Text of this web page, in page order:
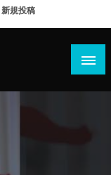
新規投稿